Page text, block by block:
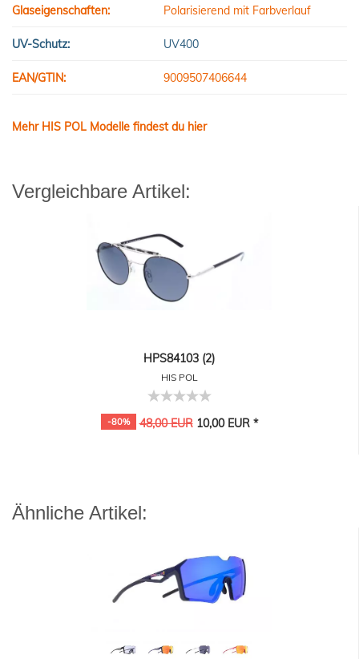
Glaseigenschaften: Polarisierend mit Farbverlauf
UV-Schutz: UV400
EAN/GTIN: 9009507406644
Mehr HIS POL Modelle findest du hier
Vergleichbare Artikel:
HPS84103 (2)
HIS POL
-80% 48,00 EUR10,00 EUR *
Ähnliche Artikel: